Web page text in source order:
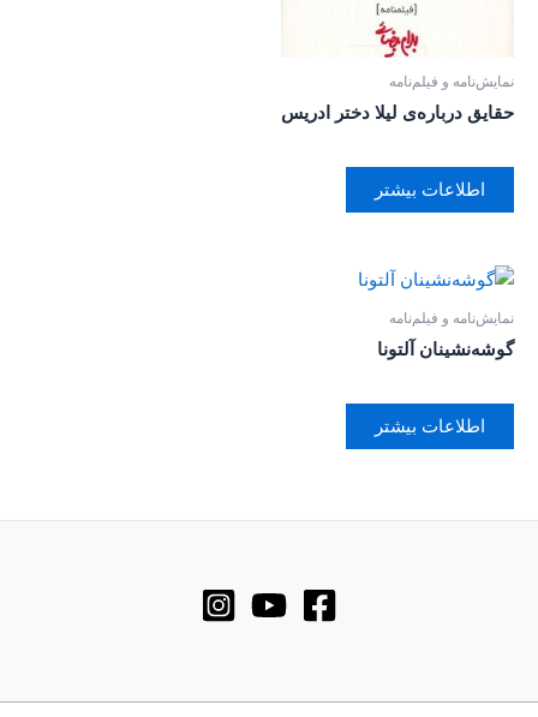
نمایش‌نامه و فیلم‌نامه
حقایق درباره‌ی لیلا دختر ادریس
اطلاعات بیشتر
نمایش‌نامه و فیلم‌نامه
گوشه‌نشینان آلتونا
اطلاعات بیشتر